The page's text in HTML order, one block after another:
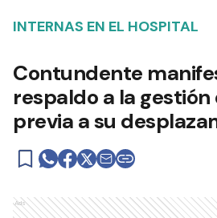
INTERNAS EN EL HOSPITAL
Contundente
respaldo a la gestión
previa a su
Ads